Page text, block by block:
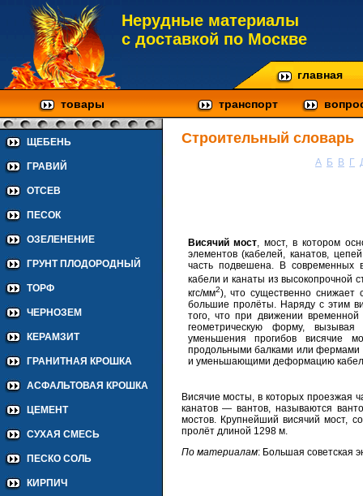
Нерудные материалы
с доставкой по Москве
главная
товары транспорт
ЩЕБЕНЬ
ГРАВИЙ
ОТСЕВ
ПЕСОК
ОЗЕЛЕНЕНИЕ
ГРУНТ ПЛОДОРОДНЫЙ
ТОРФ
ЧЕРНОЗЕМ
КЕРАМЗИТ
ГРАНИТНАЯ КРОШКА
АСФАЛЬТОВАЯ КРОШКА
ЦЕМЕНТ
СУХАЯ СМЕСЬ
ПЕСКО СОЛЬ
КИРПИЧ
Строительный словарь
А Б В Г
Висячий мост, мост, в котором
элементов (кабелей, канатов,
часть подвешена. В современных
кабели и канаты из высокопрочной
кгс/мм2), что существенно снижает
большие пролёты. Наряду с этим
того, что при движении
геометрическую форму,
уменьшения прогибов висячие
продольными балками или фермами
и уменьшающими деформацию
Висячие мосты, в которых проезжая
канатов — вантов, называются
мостов. Крупнейший висячий мост,
пролёт длиной 1298 м.
По материалам: Большая советская